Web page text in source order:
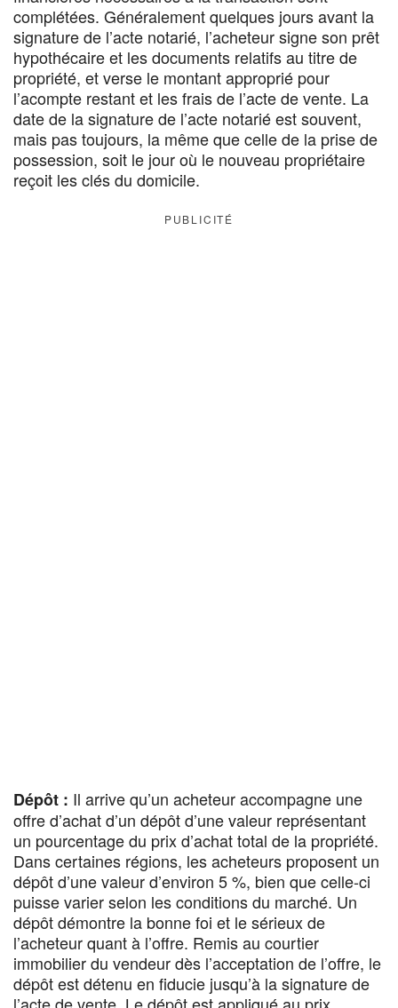
complétées. Généralement quelques jours avant la
signature de l’acte notarié, l’acheteur signe son prêt
hypothécaire et les documents relatifs au titre de
propriété, et verse le montant approprié pour
l’acompte restant et les frais de l’acte de vente. La
date de la signature de l’acte notarié est souvent,
mais pas toujours, la même que celle de la prise de
possession, soit le jour où le nouveau propriétaire
reçoit les clés du domicile.
PUBLICITÉ
Dépôt : Il arrive qu’un acheteur accompagne une
offre d’achat d’un dépôt d’une valeur représentant
un pourcentage du prix d’achat total de la propriété.
Dans certaines régions, les acheteurs proposent un
dépôt d’une valeur d’environ 5 %, bien que celle-ci
puisse varier selon les conditions du marché. Un
dépôt démontre la bonne foi et le sérieux de
l’acheteur quant à l’offre. Remis au courtier
immobilier du vendeur dès l’acceptation de l’offre, le
dépôt est détenu en fiducie jusqu’à la signature de